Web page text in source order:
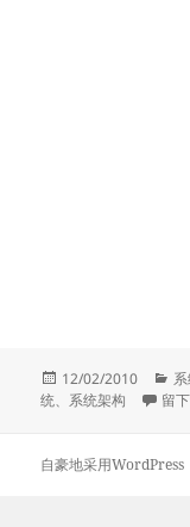
发
布
12/02/2010
分
类
统、 系统架构 于
留
自豪地采用WordPress